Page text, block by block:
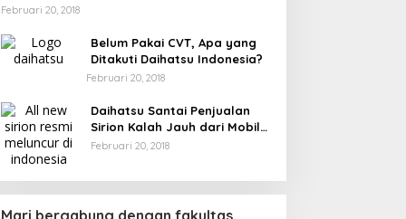
Februari 20, 2018
Belum Pakai CVT, Apa yang
Ditakuti Daihatsu Indonesia?
Februari 20, 2018
Daihatsu Santai Penjualan
Sirion Kalah Jauh dari Mobil
LCGC
Februari 20, 2018
Mari bergabung dengan fakultas